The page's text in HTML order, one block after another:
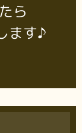
ら
ます♪